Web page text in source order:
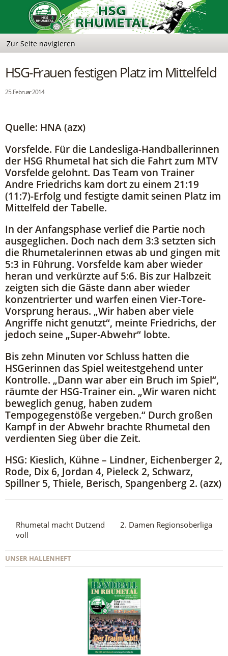
HSG-Frauen festigen Platz im Mittelfeld
25. Februar 2014
Quelle: HNA (azx)
Vorsfelde. Für die Landesliga-Handballerinnen
der HSG Rhumetal hat sich die Fahrt zum MTV
Vorsfelde gelohnt. Das Team von Trainer
Andre Friedrichs kam dort zu einem 21:19
(11:7)-Erfolg und festigte damit seinen Platz im
Mittelfeld der Tabelle.
In der Anfangsphase verlief die Partie noch
ausgeglichen. Doch nach dem 3:3 setzten sich
die Rhumetalerinnen etwas ab und gingen mit
5:3 in Führung. Vorsfelde kam aber wieder
heran und verkürzte auf 5:6. Bis zur Halbzeit
zeigten sich die Gäste dann aber wieder
konzentrierter und warfen einen Vier-Tore-
Vorsprung heraus. „Wir haben aber viele
Angriffe nicht genutzt“, meinte Friedrichs, der
jedoch seine „Super-Abwehr“ lobte.
Bis zehn Minuten vor Schluss hatten die
HSGerinnen das Spiel weitestgehend unter
Kontrolle. „Dann war aber ein Bruch im Spiel“,
räumte der HSG-Trainer ein. „Wir waren nicht
beweglich genug, haben zudem
Tempogegenstöße vergeben.“ Durch großen
Kampf in der Abwehr brachte Rhumetal den
verdienten Sieg über die Zeit.
HSG: Kieslich, Kühne – Lindner, Eichenberger 2,
Rode, Dix 6, Jordan 4, Pieleck 2, Schwarz,
Spillner 5, Thiele, Berisch, Spangenberg 2. (azx)
Rhumetal macht Dutzend
voll
2. Damen Regionsoberliga
UNSER HALLENHEFT